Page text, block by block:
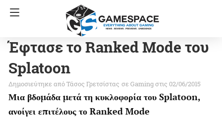
Έφτασε το Ranked Mode του
Splatoon
Τάσος Γρετσίστας σε Gamingστις 02/06/2015
Μια βδομάδα μετά τη κυκλοφορία του Splatoon,
ανοίγει επιτέλους το Ranked Mode